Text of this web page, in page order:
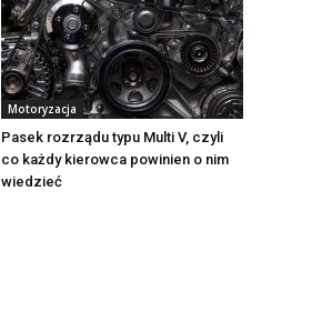
Motoryzacja
Pasek rozrządu typu Multi V, czyli
co każdy kierowca powinien o nim
wiedzieć